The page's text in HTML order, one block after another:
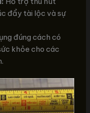
đẩy tài lộc và sự
đúng cách có
khỏe cho các